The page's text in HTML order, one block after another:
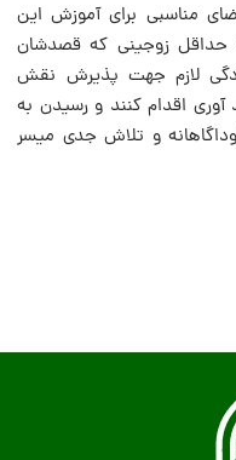
مناسبی برای آموزش این
حداقل زوجینی که قصدشان
لازم جهت پذیرش نقش
اقدام کنند و رسیدن به
و تلاش جدی میسر